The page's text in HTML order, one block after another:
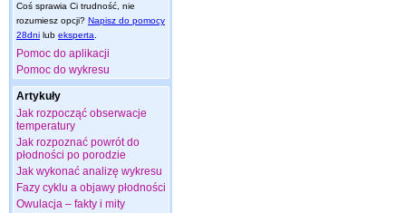
Coś sprawia Ci trudność, nie
rozumiesz opcji? Napisz do pomocy
28dni lub eksperta
Pomoc do aplikacji
Pomoc do wykresu
Artykuły
Jak rozpocząć obserwacje
temperatury
Jak rozpoznać powrót do
płodności po porodzie
Jak wykonać analizę wykresu
Fazy cyklu a objawy płodności
Owulacja – fakty i mity